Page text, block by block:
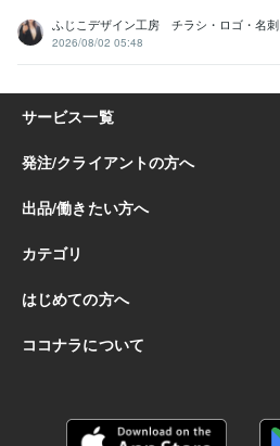
ふじこデザイン工房 チラシ・ロゴ・名刺
2026/08/02 05:48